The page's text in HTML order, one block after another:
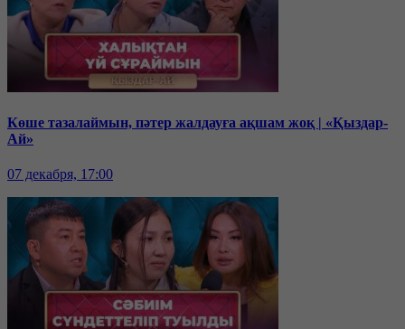
Көше тазалаймын, пәтер жалдауға ақшам жоқ | «Қыздар-
Ай»
07 декабря, 17:00